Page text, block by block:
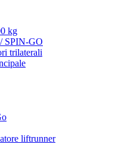
kg
SPIN-GO
trilaterali
liftrunner